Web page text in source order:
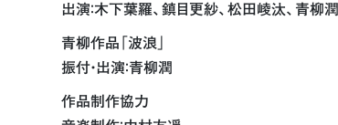
出演：木下葉羅、鎮目更紗、松田崚汰、青柳潤
青柳作品「波浪」
振付・出演：青柳潤
作品制作協力